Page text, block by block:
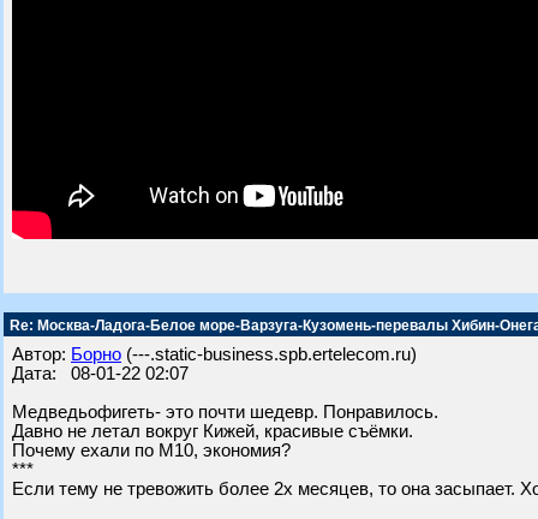
Re: Москва-Ладога-Белое море-Варзуга-Кузомень-перевалы Хибин-
Автор: Борно (---.static-business.spb.ertelecom.ru)
Дата: 08-01-22 02:07
Медведьофигеть- это почти шедевр. Понравилось.
Давно не летал вокруг Кижей, красивые съёмки.
Почему ехали по М10, экономия?
***
Если тему не тревожить более 2х месяцев, то она засыпает.